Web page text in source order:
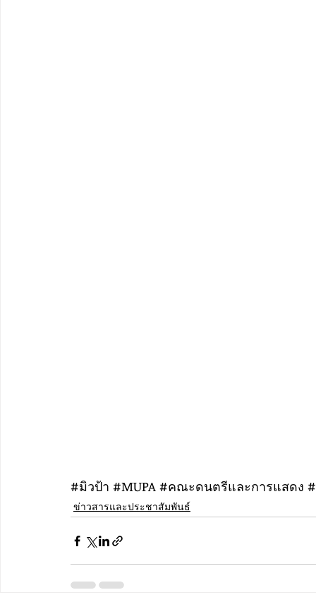
#มิวป้า #MUPA #คณะดนตรีและการแสดง
ข่าวสารและประชาสัมพันธ์